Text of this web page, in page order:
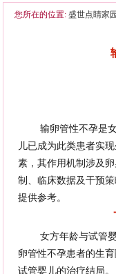
您所在的位置: 盛世点睛家
输卵管性不孕是
儿已成为此类患者实
素，其作用机制涉及
制、临床数据及干预
提供参考。
女方年龄与试管
卵管性不孕患者的生
试管婴儿的治疗结局。